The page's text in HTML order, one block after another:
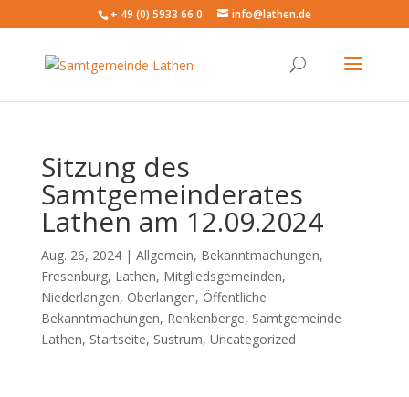
+ 49 (0) 5933 66 0 info@lathen.de
Sitzung des
Samtgemeinderates
Lathen am 12.09.2024
Aug. 26, 2024 | Allgemein, Bekanntmachungen,
Fresenburg, Lathen, Mitgliedsgemeinden,
Niederlangen, Oberlangen, Öffentliche
Bekanntmachungen, Renkenberge, Samtgemeinde
Lathen, Startseite, Sustrum, Uncategorized